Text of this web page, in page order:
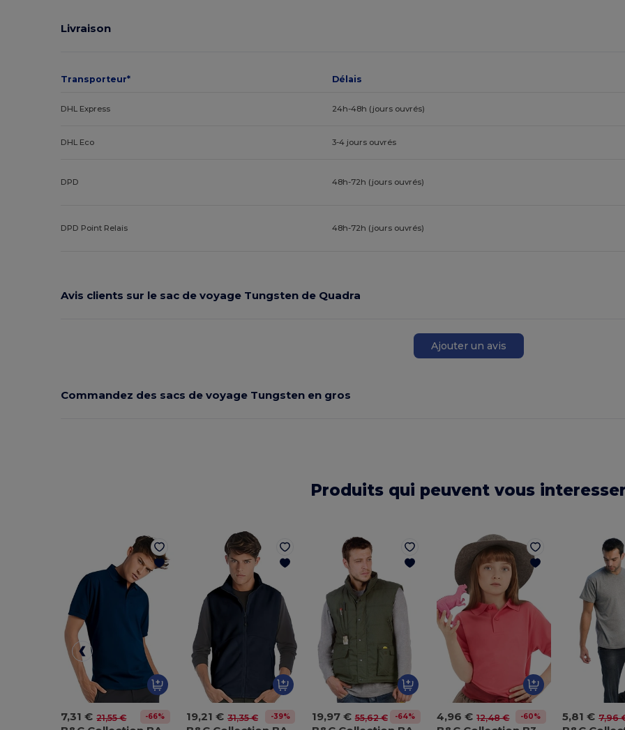
Livraison
Transporteur* Délais
DHL Express 24h-48h (jours ouvrés)
DHL Eco 3-4 jours ouvrés
DPD 48h-72h (jours ouvrés)
DPD Point Relais 48h-72h (jours ouvrés)
Avis clients sur le sac de voyage Tungsten de Quadra
Ajouter un avis
Commandez des sacs de voyage Tungsten en gros
Produits qui peuvent vous
7,31 € 21,55 € -66% 19,21 € 31,35 € -39% 19,97 € 55,62 € -64% 4,96 € 12,48 € -60% 5,81 € 7,96